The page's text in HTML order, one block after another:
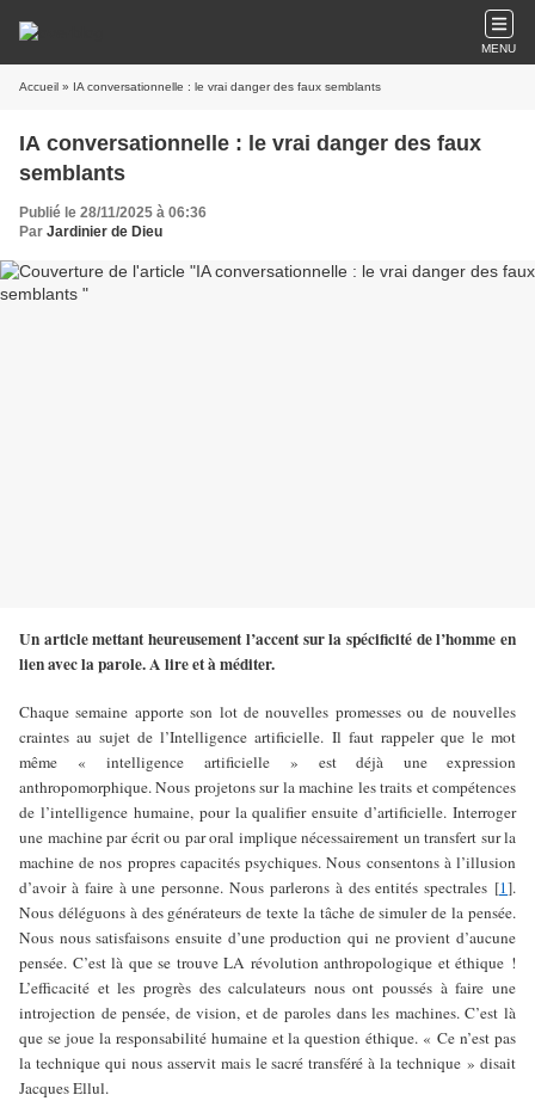
MENU
Accueil » IA conversationnelle : le vrai danger des faux semblants
IA conversationnelle : le vrai danger des faux
semblants
Publié le 28/11/2025 à 06:36
Par Jardinier de Dieu
Un article mettant heureusement l’accent sur la spécificité de l’homme en
lien avec la parole. A lire et à méditer.
Chaque semaine apporte son lot de nouvelles promesses ou de nouvelles
craintes au sujet de l’Intelligence artificielle. Il faut rappeler que le mot
même « intelligence artificielle » est déjà une expression
anthropomorphique. Nous projetons sur la machine les traits et compétences
de l’intelligence humaine, pour la qualifier ensuite d’artificielle. Interroger
une machine par écrit ou par oral implique nécessairement un transfert sur la
machine de nos propres capacités psychiques. Nous consentons à l’illusion
d’avoir à faire à une personne. Nous parlerons à des entités spectrales [1].
Nous déléguons à des générateurs de texte la tâche de simuler de la pensée.
Nous nous satisfaisons ensuite d’une production qui ne provient d’aucune
pensée. C’est là que se trouve LA révolution anthropologique et éthique !
L’efficacité et les progrès des calculateurs nous ont poussés à faire une
introjection de pensée, de vision, et de paroles dans les machines. C’est là
que se joue la responsabilité humaine et la question éthique. « Ce n’est pas
la technique qui nous asservit mais le sacré transféré à la technique » disait
Jacques Ellul.